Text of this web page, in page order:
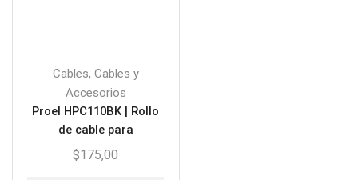
Cables, Cables y
Accesorios
Proel HPC110BK | Rollo
de cable para
instrumento 100M
$175,00